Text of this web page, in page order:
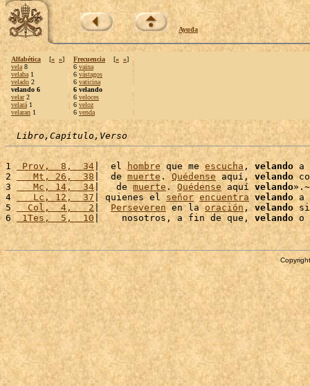
Ayuda
Alfabética [« »]
vela 8
velaba 1
velado 2
velando 6
velar2
velará 1
velaran 1
Frecuencia [« »]
6 vaina
6 vástagos
6 vaticina
6 velando
6 veloces
6 veloz
6 venda
Libro,Capítulo,Verso
1 Prov,  8,  34 |  el hombre que me escucha , velando a
2
   Mt, 26,  38
|  de muerte . Quédense aquí, velando
3
   Mc, 14,  34
|   de muerte . Quédense aquí velando».~
4
   Lc, 12,  37
| quienes el señor encuentra velando a
5
  Col,  4,   2
| Perseveren en la oración , velando
6 1Tes,  5,  10 |    nosotros, a fin de que, velando o